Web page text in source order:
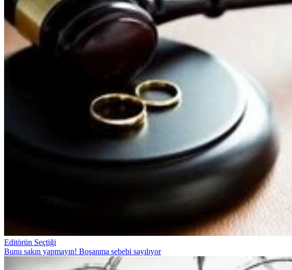
Editörün Seçtiği
Bunu sakın yapmayın! Boşanma sebebi sayılıyor